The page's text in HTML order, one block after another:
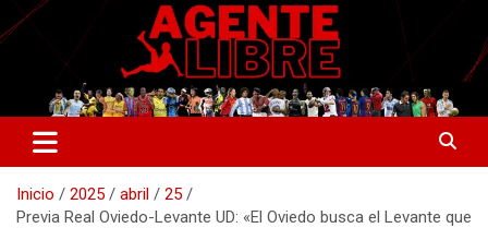
Saltar
al
Agente Libre Digital
La nueva generación del periodismo deportivo.
Inicio 2025 abril
25
Previa Real Oviedo-Levante UD: «El Oviedo busca el Levante que